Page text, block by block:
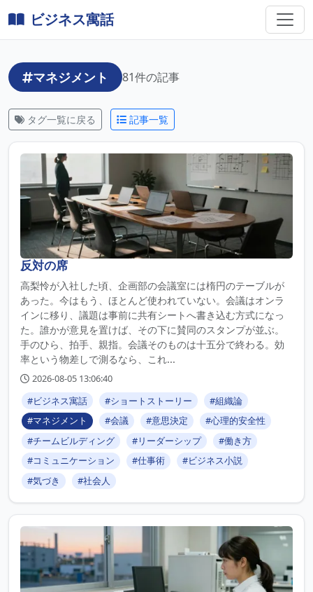
ビジネス寓話
マネジメント 81件の記事
タグ一覧に戻る 記事一覧
反対の席
高梨怜が入社した頃、企画部の会議室には楕円のテーブルが
あった。今はもう、ほとんど使われていない。会議はオンラ
インに移り、議題は事前に共有シートへ書き込む方式になっ
た。誰かが意見を置けば、その下に賛同のスタンプが並ぶ。
手のひら、拍手、親指。会議そのものは十五分で終わる。効
率という物差しで測るなら、これ...
2026-08-05 13:06:40
#ビジネス寓話
#ショートストーリー
#組織論
#マネジメント
#会議 #意思決定
#心理的安全性
#チームビルディング
#リーダーシップ
#働き方
#コミュニケーション
#仕事術
#ビジネス小説
#気づき
#社会人